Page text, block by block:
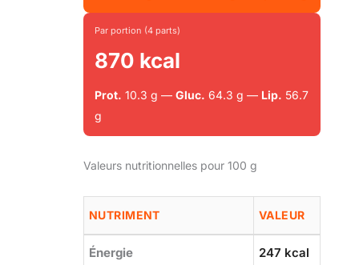
Par portion (4 parts)
870 kcal
Prot. 10.3 g — Gluc. 64.3 g — Lip. 56.7
g
Valeurs nutritionnelles pour 100 g
NUTRIMENT VALEUR
Énergie 247 kcal